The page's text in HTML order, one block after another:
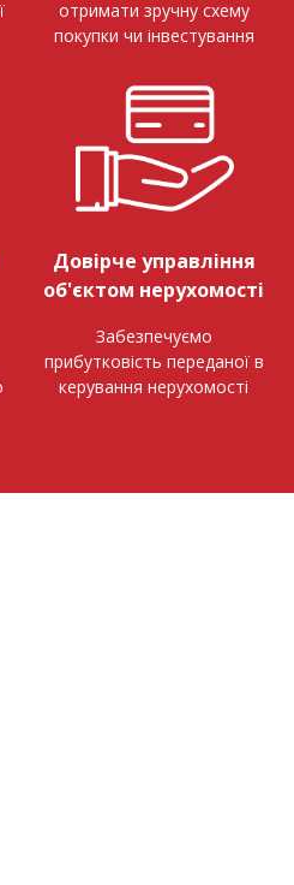
отримати зручну схему
покупки чи інвестування
Довірче управління
об'єктом нерухомості
Забезпечуємо
прибутковість переданої в
керування нерухомості